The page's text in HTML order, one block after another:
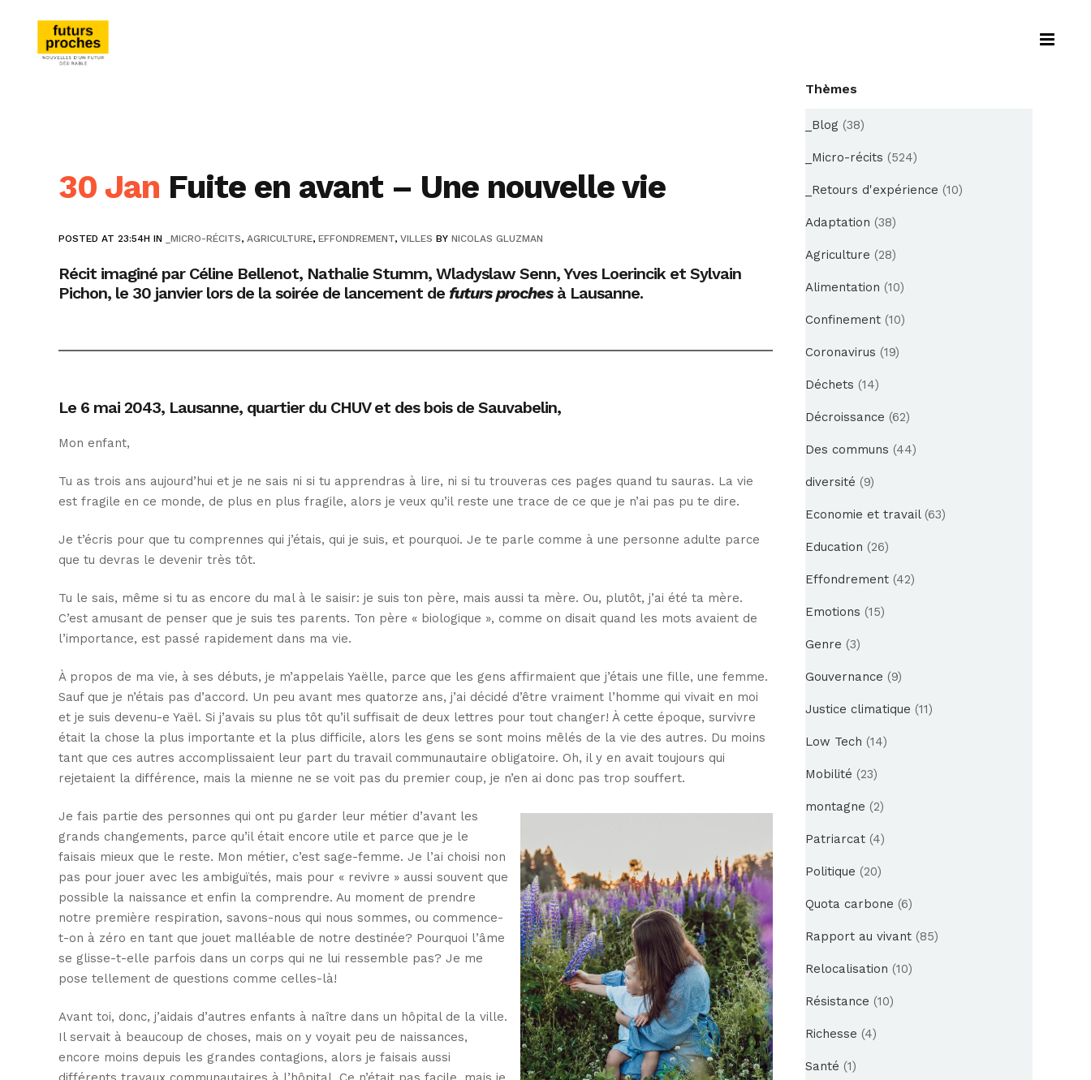
30 Jan Fuite en avant – Une nouvelle vie
POSTED AT 23:54H IN _MICRO-RÉCITS, AGRICULTURE, EFFONDREMENT, VILLES BY NICOLAS GLUZMAN
Récit imaginé par Céline Bellenot, Nathalie Stumm, Wladyslaw Senn, Yves Loerincik et Sylvain
Pichon, le 30 janvier lors de la soirée de lancement de futurs prochesà Lausanne.
Le 6 mai 2043, Lausanne, quartier du CHUV et des bois de Sauvabelin,
Mon enfant,
Tu as trois ans aujourd’hui et je ne sais ni si tu apprendras à lire, ni si tu trouveras ces pages quand tu sauras. La vie
est fragile en ce monde, de plus en plus fragile, alors je veux qu’il reste une trace de ce que je n’ai pas pu te dire.
Je t’écris pour que tu comprennes qui j’étais, qui je suis, et pourquoi. Je te parle comme à une personne adulte parce
que tu devras le devenir très tôt.
Tu le sais, même si tu as encore du mal à le saisir: je suis ton père, mais aussi ta mère. Ou, plutôt, j’ai été ta mère.
C’est amusant de penser que je suis tes parents. Ton père « biologique », comme on disait quand les mots avaient de
l’importance, est passé rapidement dans ma vie.
À propos de ma vie, à ses débuts, je m’appelais Yaëlle, parce que les gens affirmaient que j’étais une fille, une femme.
Sauf que je n’étais pas d’accord. Un peu avant mes quatorze ans, j’ai décidé d’être vraiment l’homme qui vivait en moi
et je suis devenu-e Yaël. Si j’avais su plus tôt qu’il suffisait de deux lettres pour tout changer! À cette époque, survivre
était la chose la plus importante et la plus difficile, alors les gens se sont moins mêlés de la vie des autres. Du moins
tant que ces autres accomplissaient leur part du travail communautaire obligatoire. Oh, il y en avait toujours qui
rejetaient la différence, mais la mienne ne se voit pas du premier coup, je n’en ai donc pas trop souffert.
Je fais partie des personnes qui ont pu garder leur métier d’avant les
grands changements, parce qu’il était encore utile et parce que je le
faisais mieux que le reste. Mon métier, c’est sage-femme. Je l’ai choisi non
pas pour jouer avec les ambiguïtés, mais pour « revivre » aussi souvent que
possible la naissance et enfin la comprendre. Au moment de prendre
notre première respiration, savons-nous qui nous sommes, ou commence-
t-on à zéro en tant que jouet malléable de notre destinée? Pourquoi l’âme
se glisse-t-elle parfois dans un corps qui ne lui ressemble pas? Je me
pose tellement de questions comme celles-là!
Avant toi, donc, j’aidais d’autres enfants à naître dans un hôpital de la ville.
Il servait à beaucoup de choses, mais on y voyait peu de naissances,
encore moins depuis les grandes contagions, alors je faisais aussi
Thèmes
_Blog (38)
_Micro-récits (524)
_Retours d'expérience (10)
Adaptation (38)
Agriculture (28)
Alimentation (10)
Confinement (10)
Coronavirus (19)
Déchets (14)
Décroissance (62)
Des communs (44)
diversité (9)
Economie et travail(63)
Education (26)
Effondrement (42)
Emotions (15)
Genre (3)
Gouvernance (9)
Justice climatique (11)
Low Tech (14)
Mobilité (23)
montagne (2)
Patriarcat (4)
Politique (20)
Quota carbone (6)
Rapport au vivant (85)
Relocalisation (10)
Résistance (10)
Richesse (4)
Santé (1)